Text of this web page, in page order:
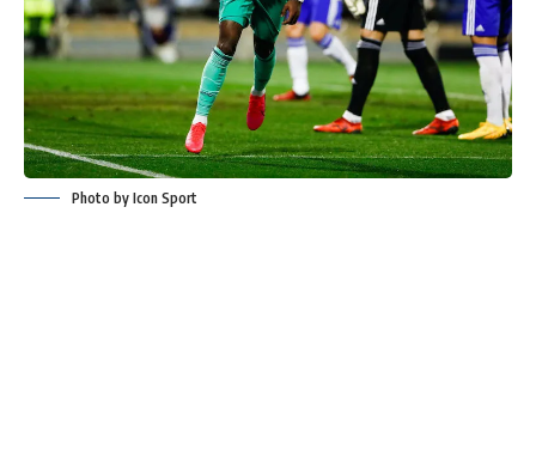
Photo by Icon Sport